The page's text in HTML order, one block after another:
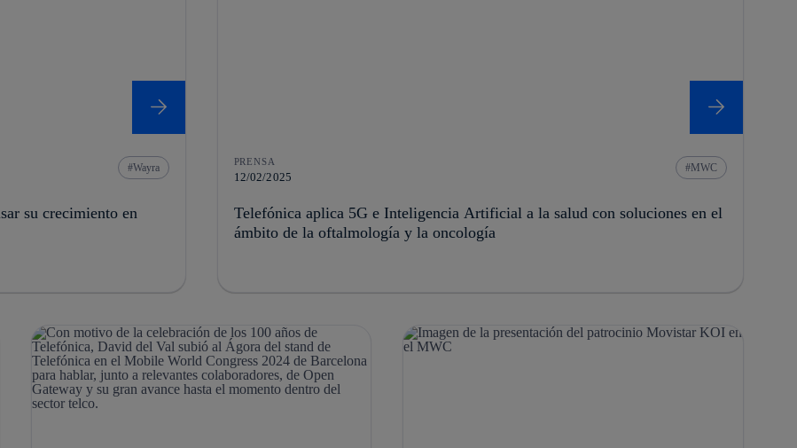
Wayra
su crecimiento en
PRENSA
12/02/2025
MWC
Telefónica aplica 5G e Inteligencia Artificial a la salud con soluciones en el
ámbito de la oftalmología y la oncología